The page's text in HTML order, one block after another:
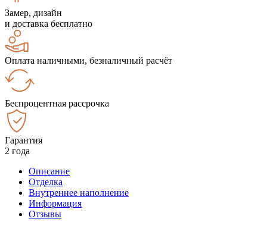
Замер, дизайн
и доставка бесплатно
Оплата наличными, безналичный расчёт
Беспроцентная рассрочка
Гарантия
2 года
Описание
Отделка
Внутреннее наполнение
Информация
Отзывы